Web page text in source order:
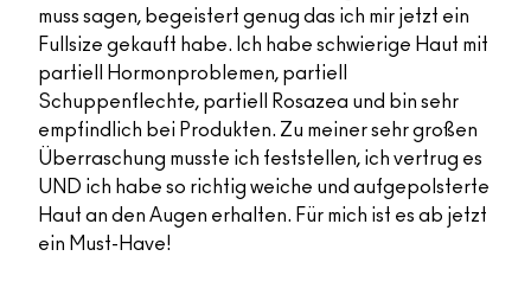
muss sagen, begeistert genug das ich mir jetzt ein
Fullsize gekauft habe. Ich habe schwierige Haut mit
partiell Hormonproblemen, partiell
Schuppenflechte, partiell Rosazea und bin sehr
empfindlich bei Produkten. Zu meiner sehr großen
Überraschung musste ich feststellen, ich vertrug es
UND ich habe so richtig weiche und aufgepolsterte
Haut an den Augen erhalten. Für mich ist es ab jetzt
ein Must-Have!